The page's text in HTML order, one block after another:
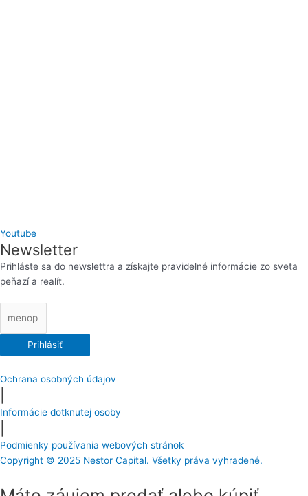
Youtube
Newsletter
Prihláste sa do newslettra a získajte pravidelné informácie zo sveta
peňazí a realít.
Prihlásiť
Ochrana osobných údajov
Informácie dotknutej osoby
Podmienky používania webových stránok
Copyright © 2025 Nestor Capital. Všetky práva vyhradené.